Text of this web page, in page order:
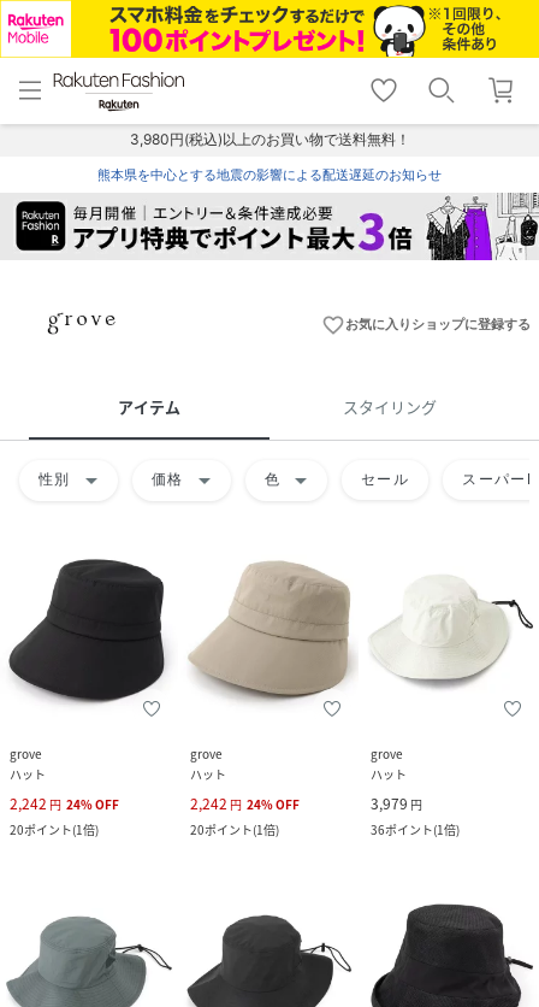
menu home
トップ
shopping_cart lock_outline
ログイン
3,980円(税込)以上のお買い物で送料無料！
熊本県を中心とする地震の影響による配送遅延のお知らせ
favorite_borderお気に入りショップに登録する
アイテム スタイリング
性別 arrow_drop_down 価格 arrow_drop_down 色 arrow_drop_down セール スーパー
grove
ハット
2,242 円 24%OFF
20ポイント(1倍)
grove
ハット
2,242 円 24%OFF
20ポイント(1倍)
grove
ハット
3,979 円
36ポイント(1倍)